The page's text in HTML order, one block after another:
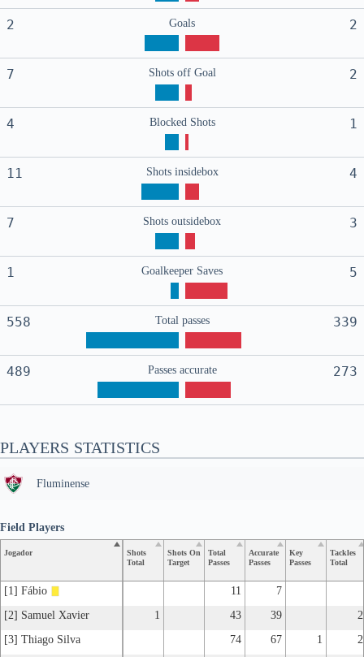
2 Goals 2
7 Shots off Goal 2
4 Blocked Shots 1
11 Shots insidebox 4
7 Shots outsidebox 3
1 Goalkeeper Saves 5
558 Total passes 339
489 Passes accurate 273
PLAYERS STATISTICS
Fluminense
Jogador
Shots
Total
Shots On
Target
Total
Passes
Accurate
Passes
Key
Passes
Tackles
Total
[1] Fábio 11
7
[2] Samuel Xavier
1 43 39
2
[3] Thiago Silva
74 67 1
2
Field Players